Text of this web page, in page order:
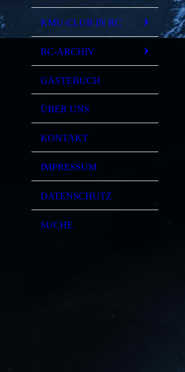
KMU-CLUB IN RC
RC-ARCHIV
GÄSTEBUCH
ÜBER UNS
KONTAKT
IMPRESSUM
DATENSCHUTZ
SUCHE